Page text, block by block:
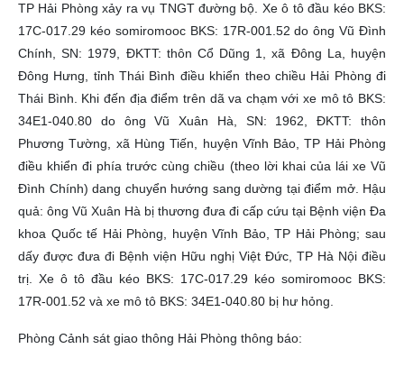
TP Hải Phòng xảy ra vụ TNGT đường bộ. Xe ô tô đầu kéo BKS:
17C-017.29 kéo somiromooc BKS: 17R-001.52 do ông Vũ Đình
Chính, SN: 1979, ĐKTT: thôn Cổ Dũng 1, xã Đông La, huyện
Đông Hưng, tỉnh Thái Bình điều khiển theo chiều Hải Phòng đi
Thái Bình. Khi đến địa điểm trên dã va chạm với xe mô tô BKS:
34E1-040.80 do ông Vũ Xuân Hà, SN: 1962, ĐKTT: thôn
Phương Tường, xã Hùng Tiến, huyện Vĩnh Bảo, TP Hải Phòng
điều khiển đi phía trước cùng chiều (theo lời khai của lái xe Vũ
Đình Chính) dang chuyển hướng sang dường tại điểm mở. Hậu
quả: ông Vũ Xuân Hà bị thương đưa đi cấp cứu tại Bệnh viện Đa
khoa Quốc tế Hải Phòng, huyện Vĩnh Bảo, TP Hải Phòng; sau
dấy được đưa đi Bệnh viện Hữu nghị Việt Đức, TP Hà Nội điều
trị. Xe ô tô đầu kéo BKS: 17C-017.29 kéo somiromooc BKS:
17R-001.52 và xe mô tô BKS: 34E1-040.80 bị hư hỏng.
Phòng Cảnh sát giao thông Hải Phòng thông báo: